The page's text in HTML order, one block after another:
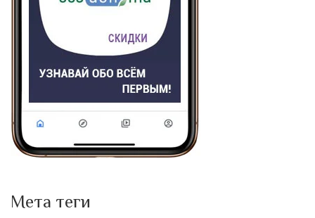
Мета теги